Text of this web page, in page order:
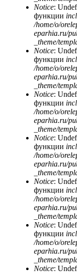
Notice:
функции
/home/o/
eparhia.ru/
_theme/
Notice:
функции
/home/o/
eparhia.ru/
_theme/
Notice:
функции
/home/o/
eparhia.ru/
_theme/
Notice:
функции
/home/o/
eparhia.ru/
_theme/
Notice:
функции
/home/o/
eparhia.ru/
_theme/
Notice:
функции
/home/o/
eparhia.ru/
_theme/
Notice: